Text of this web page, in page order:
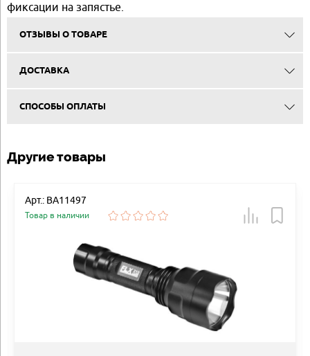
фиксации на запястье.
ОТЗЫВЫ О ТОВАРЕ
ДОСТАВКА
СПОСОБЫ ОПЛАТЫ
Другие товары
Арт.: BA11497
Товар в наличии